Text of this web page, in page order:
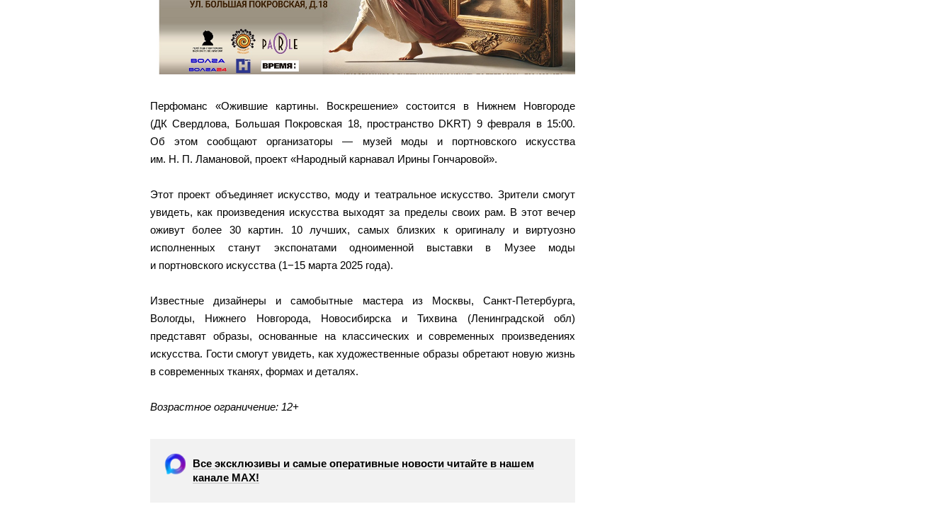
Перфоманс «Ожившие картины. Воскрешение» состоится в Нижнем Новгороде
(ДК Свердлова, Большая Покровская 18, пространство DKRT) 9 февраля в 15:00.
Об этом сообщают организаторы — музей моды и портновского искусства
им. Н. П. Ламановой, проект «Народный карнавал Ирины Гончаровой».
Этот проект объединяет искусство, моду и театральное искусство. Зрители смогут
увидеть, как произведения искусства выходят за пределы своих рам. В этот вечер
оживут более 30 картин. 10 лучших, самых близких к оригиналу и виртуозно
исполненных станут экспонатами одноименной выставки в Музее моды
и портновского искусства (1−15 марта 2025 года).
Известные дизайнеры и самобытные мастера из Москвы, Санкт-Петербурга,
Вологды, Нижнего Новгорода, Новосибирска и Тихвина (Ленинградской обл)
представят образы, основанные на классических и современных произведениях
искусства. Гости смогут увидеть, как художественные образы обретают новую жизнь
в современных тканях, формах и деталях.
Возрастное ограничение: 12+
Все эксклюзивы и самые оперативные новости читайте в нашем
канале МАХ!